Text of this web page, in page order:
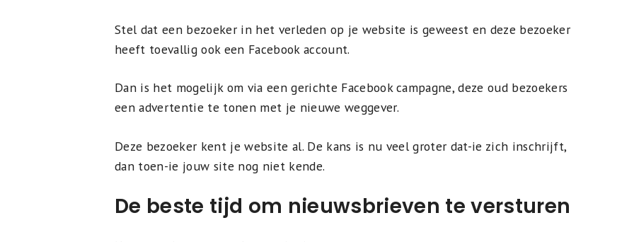
Stel dat een bezoeker in het verleden op je website is geweest en deze bezoeker
heeft toevallig ook een Facebook account.
Dan is het mogelijk om via een gerichte Facebook campagne, deze oud bezoekers
een advertentie te tonen met je nieuwe weggever.
Deze bezoeker kent je website al. De kans is nu veel groter dat-ie zich inschrijft,
dan toen-ie jouw site nog niet kende.
De beste tijd om nieuwsbrieven te versturen